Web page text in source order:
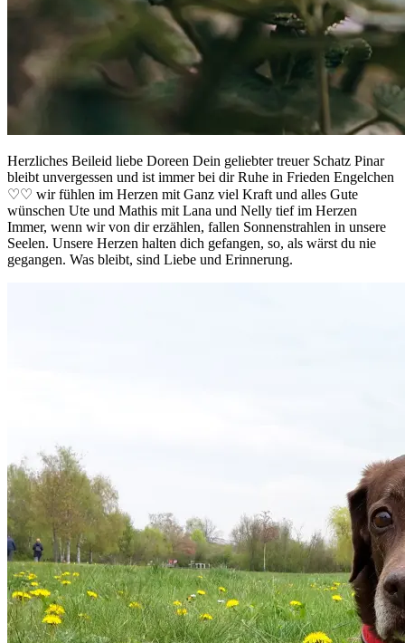
Herzliches Beileid liebe Doreen Dein geliebter treuer Schatz Pinar
bleibt unvergessen und ist immer bei dir Ruhe in Frieden Engelchen
♡♡ wir fühlen im Herzen mit Ganz viel Kraft und alles Gute
wünschen Ute und Mathis mit Lana und Nelly tief im Herzen
Immer, wenn wir von dir erzählen, fallen Sonnenstrahlen in unsere
Seelen. Unsere Herzen halten dich gefangen, so, als wärst du nie
gegangen. Was bleibt, sind Liebe und Erinnerung.